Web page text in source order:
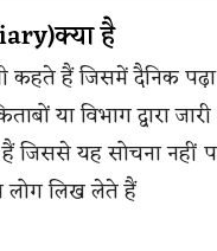
है
कहते हैं जिसमें दैनिक
या विभाग द्वारा
जिससे यह सोचना नहीं
लोग लिख लेते हैं